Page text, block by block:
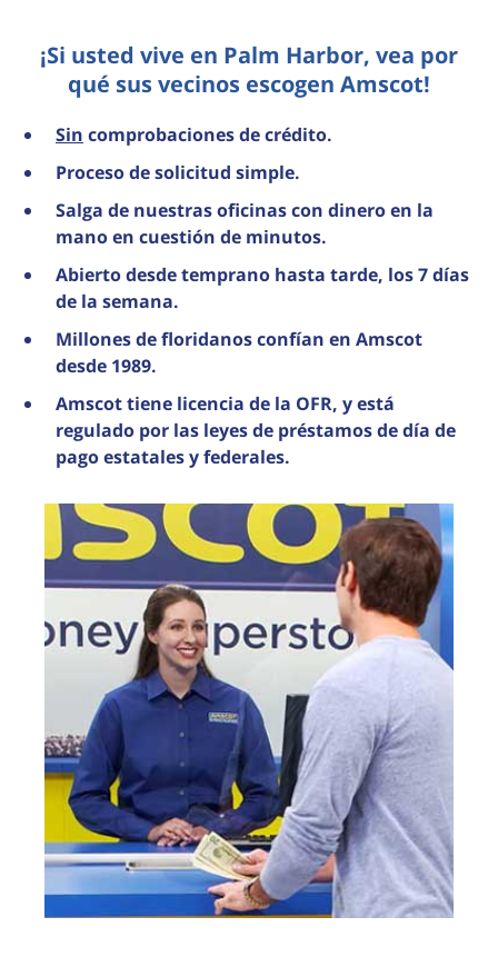
¡Si usted vive en Palm Harbor, vea por
qué sus vecinos escogen Amscot!
Sin comprobaciones de crédito.
Proceso de solicitud simple.
Salga de nuestras oficinas con dinero en la
mano en cuestión de minutos.
Abierto desde temprano hasta tarde, los 7 días
de la semana.
Millones de floridanos confían en Amscot
desde 1989.
Amscot tiene licencia de la OFR, y está
regulado por las leyes de préstamos de día de
pago estatales y federales.